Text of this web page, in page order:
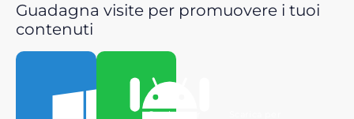
Guadagna visite per promuovere i tuoi
contenuti
Scarica per